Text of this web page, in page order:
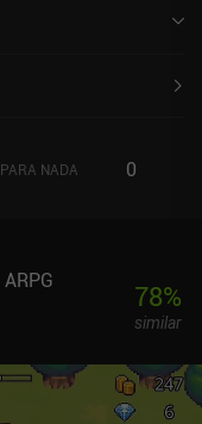
PARA NADA 0
78%
similar